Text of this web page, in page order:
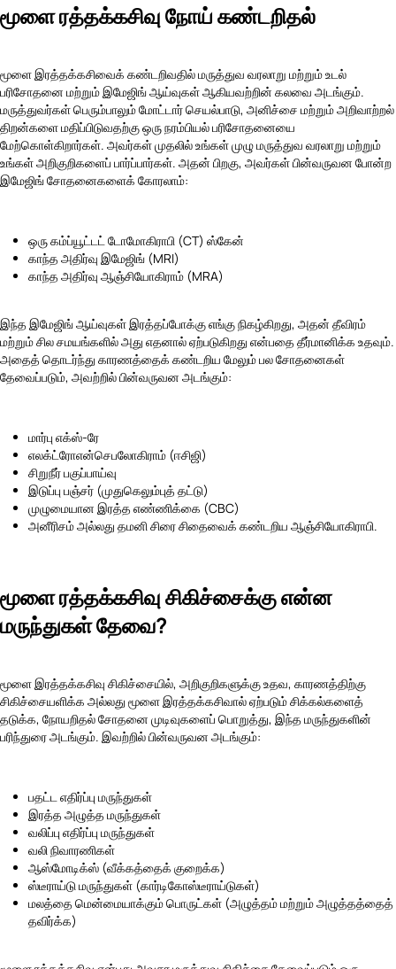
மூளை ரத்தக்கசிவு நோய் கண்டறிதல்
மூளை இரத்தக்கசிவைக் கண்டறிவதில் மருத்துவ வரலாறு மற்றும் உடல்
பரிசோதனை மற்றும் இமேஜிங் ஆய்வுகள் ஆகியவற்றின் கலவை அடங்கும்.
மருத்துவர்கள் பெரும்பாலும் மோட்டார் செயல்பாடு, அனிச்சை மற்றும் அறிவாற்றல்
திறன்களை மதிப்பிடுவதற்கு ஒரு நரம்பியல் பரிசோதனையை
மேற்கொள்கிறார்கள். அவர்கள் முதலில் உங்கள் முழு மருத்துவ வரலாறு மற்றும்
உங்கள் அறிகுறிகளைப் பார்ப்பார்கள். அதன் பிறகு, அவர்கள் பின்வருவன போன்ற
இமேஜிங் சோதனைகளைக் கோரலாம்:
ஒரு கம்ப்யூட்டட் டோமோகிராபி (CT) ஸ்கேன்
காந்த அதிர்வு இமேஜிங் (MRI)
காந்த அதிர்வு ஆஞ்சியோகிராம் (MRA)
இந்த இமேஜிங் ஆய்வுகள் இரத்தப்போக்கு எங்கு நிகழ்கிறது, அதன் தீவிரம்
மற்றும் சில சமயங்களில் அது எதனால் ஏற்படுகிறது என்பதை தீர்மானிக்க உதவும்.
அதைத் தொடர்ந்து காரணத்தைக் கண்டறிய மேலும் பல சோதனைகள்
தேவைப்படும், அவற்றில் பின்வருவன அடங்கும்:
மார்பு எக்ஸ்-ரே
எலக்ட்ரோஎன்செபலோகிராம் (ஈசிஜி)
சிறுநீர் பகுப்பாய்வு
இடுப்பு பஞ்சர் (முதுகெலும்புத் தட்டு)
முழுமையான இரத்த எண்ணிக்கை (CBC)
அனீரிசம் அல்லது தமனி சிரை சிதைவைக் கண்டறிய ஆஞ்சியோகிராபி.
மூளை ரத்தக்கசிவு சிகிச்சைக்கு என்ன
மருந்துகள் தேவை?
மூளை இரத்தக்கசிவு சிகிச்சையில், அறிகுறிகளுக்கு உதவ, காரணத்திற்கு
சிகிச்சையளிக்க அல்லது மூளை இரத்தக்கசிவால் ஏற்படும் சிக்கல்களைத்
தடுக்க, நோயறிதல் சோதனை முடிவுகளைப் பொறுத்து, இந்த மருந்துகளின்
பரிந்துரை அடங்கும். இவற்றில் பின்வருவன அடங்கும்:
பதட்ட எதிர்ப்பு மருந்துகள்
இரத்த அழுத்த மருந்துகள்
வலிப்பு எதிர்ப்பு மருந்துகள்
வலி நிவாரணிகள்
ஆஸ்மோடிக்ஸ் (வீக்கத்தைக் குறைக்க)
ஸ்டீராய்டு மருந்துகள் (கார்டிகோஸ்டீராய்டுகள்)
மலத்தை மென்மையாக்கும் பொருட்கள் (அழுத்தம் மற்றும் அழுத்தத்தைத்
தவிர்க்க)